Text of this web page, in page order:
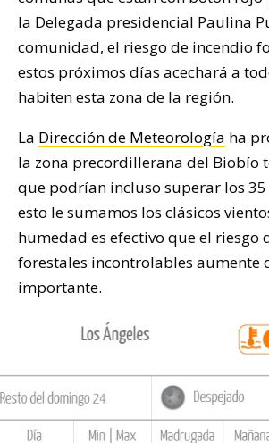
la Delegada presidencial Paulina
comunidad, el riesgo de incendio
estos próximos días acechará a
habiten esta zona de la región.
La Dirección de Meteorología ha
la zona precordillerana del Biobío
que podrían incluso superar los 35
esto le sumamos los clásicos
humedad es efectivo que el riesgo
forestales incontrolables aumente
importante.